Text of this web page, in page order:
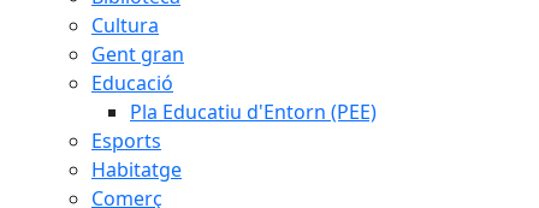
Cultura
Gent gran
Educació
Pla Educatiu d'Entorn (PEE)
Esports
Habitatge
Comerç